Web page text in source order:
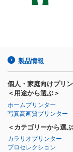
製品情報
個人・家庭向けプリ
＜用途から選ぶ＞
ホームプリンター
写真高画質プリンター
＜カテゴリーから選ぶ
カラリオプリンター
プロセレクション